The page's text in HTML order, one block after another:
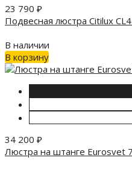
23 790 ₽
Подвесная люстра Citilux
В наличии
В корзину
34 200 ₽
Люстра на штанге Eurosvet